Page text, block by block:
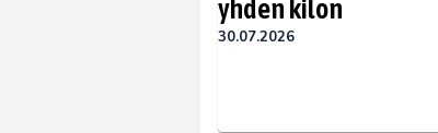
yhden kilon
30.07.2026